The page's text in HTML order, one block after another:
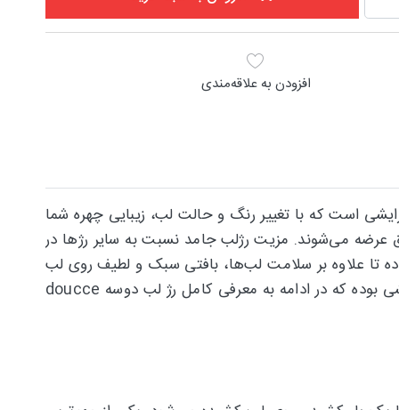
افزودن به علاقه‌مندی
است که با تغییر رنگ و حالت لب، زیبایی چهره شما
عرضه می‌شوند. مزیت رژلب جامد نسبت به سایر رژها در
تا علاوه بر سلامت لب‌ها، بافتی سبک و لطیف روی لب
ایجاد کند و از ایجاد خشکی و پوسته پوسته شدن لب‌ها جلوگیری کند. برند doucce یکی از بهترین تولیدکنندگان لوازم آرایشی بوده که در ادامه به معرفی کامل رژ لب دوسه doucce